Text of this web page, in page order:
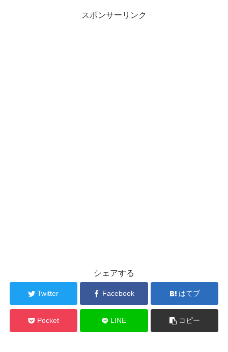
スポンサーリンク
シェアする
Twitter Facebook はてブ
Pocket LINE コピー